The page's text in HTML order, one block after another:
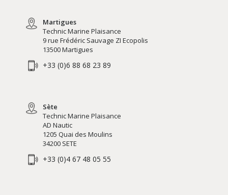
Martigues
Technic Marine Plaisance
9 rue Frédéric Sauvage ZI Ecopolis
13500 Martigues
+33 (0)6 88 68 23 89
Sète
Technic Marine Plaisance
AD Nautic
1205 Quai des Moulins
34200 SETE
+33 (0)4 67 48 05 55